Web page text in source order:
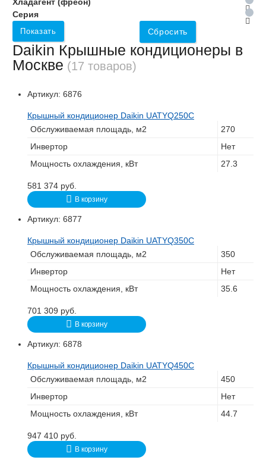
Хладагент (фреон)
Серия
Показать Сбросить
Daikin Крышные кондиционеры в
Москве (17 товаров)
Артикул: 6876
Крышный кондиционер Daikin UATYQ250C
Обслуживаемая площадь, м2
270
Инвертор
Нет
Мощность охлаждения, кВт
27.3
581 374 руб.
В корзину
Артикул: 6877
Крышный кондиционер Daikin UATYQ350C
Обслуживаемая площадь, м2
350
Инвертор
Нет
Мощность охлаждения, кВт
35.6
701 309 руб.
В корзину
Артикул: 6878
Крышный кондиционер Daikin UATYQ450C
Обслуживаемая площадь, м2
450
Инвертор
Нет
Мощность охлаждения, кВт
44.7
947 410 руб.
В корзину